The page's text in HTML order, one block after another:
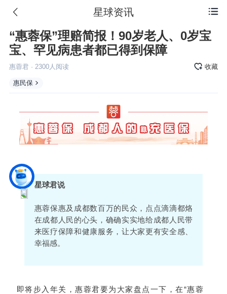
 星球资讯
“惠蓉保”理赔简报！90岁老人、0岁宝
宝、罕见病患者都已得到保障
惠蓉君· 2300人阅读 收藏
惠民保
星球君说
惠蓉保惠及成都数百万的民众，点点滴滴都烙
在成都人民的心头，确确实实地给成都人民带
来医疗保障和健康服务，让大家更有安全感、
幸福感。
即将步入年关，惠蓉君要为大家盘点一下，在“惠蓉